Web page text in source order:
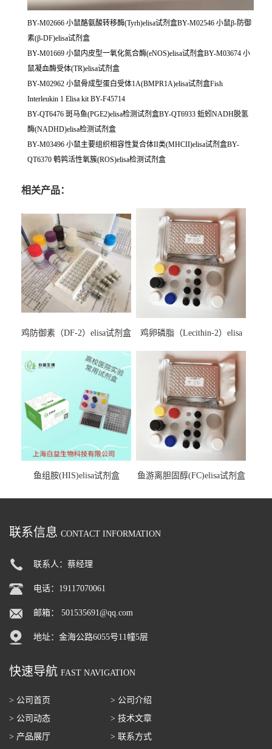
BY-M02666 小鼠酪氨酸转移酶(Tyrh)elisa试剂盒BY-M02546 小鼠β-防御
素(β-DF)elisa试剂盒
BY-M01669 小鼠内皮型一氧化氮合酶(eNOS)elisa试剂盒BY-M03674 小
鼠凝血酶受体(TR)elisa试剂盒
BY-M02962 小鼠骨成型蛋白受体1A(BMPR1A)elisa试剂盒Fish
Interleukin 1 Elisa kit BY-F45714
BY-QT6476 斑马鱼(PGE2)elisa检测试剂盒BY-QT6933 蚯蚓NADH脱氢
酶(NADHD)elisa检测试剂盒
BY-M03496 小鼠主要组织相容性复合体II类(MHCII)elisa试剂盒BY-
QT6370 鹌鹑活性氧簇(ROS)elisa检测试剂盒
相关产品：
鸡防御素（DF-2）elisa试剂盒
鸡卵磷脂（Lecithin-2）elisa
鱼组胺(HIS)elisa试剂盒 鱼游离胆固醇(FC)elisa试剂盒
联系信息 CONTACT INFORMATION
联系人：蔡经理
电话：19117070061
邮箱： 501535691@qq.com
地址：金海公路6055号11幢5层
快速导航 FAST NAVIGATION
> 公司首页
> 公司介绍
> 公司动态
> 技术文章
> 产品展厅
> 联系方式